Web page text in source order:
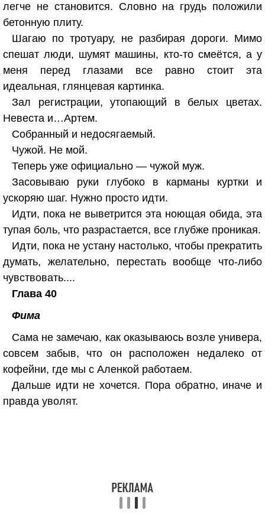
легче не становится. Словно на грудь положили
бетонную плиту.
Шагаю по тротуару, не разбирая дороги. Мимо
спешат люди, шумят машины, кто-то смеётся, а у
меня перед глазами все равно стоит эта
идеальная, глянцевая картинка.
Зал регистрации, утопающий в белых цветах.
Невеста и…Артем.
Собранный и недосягаемый.
Чужой. Не мой.
Теперь уже официально — чужой муж.
Засовываю руки глубоко в карманы куртки и
ускоряю шаг. Нужно просто идти.
Идти, пока не выветрится эта ноющая обида, эта
тупая боль, что разрастается, все глубже проникая.
Идти, пока не устану настолько, чтобы прекратить
думать, желательно, перестать вообще что-либо
чувствовать....
Глава 40
Фима
Сама не замечаю, как оказываюсь возле универа,
совсем забыв, что он расположен недалеко от
кофейни, где мы с Аленкой работаем.
Дальше идти не хочется. Пора обратно, иначе и
правда уволят.